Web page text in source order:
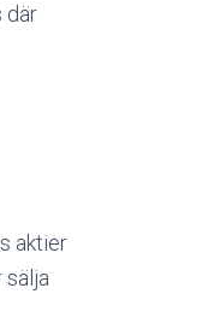
där
aktier
sälja